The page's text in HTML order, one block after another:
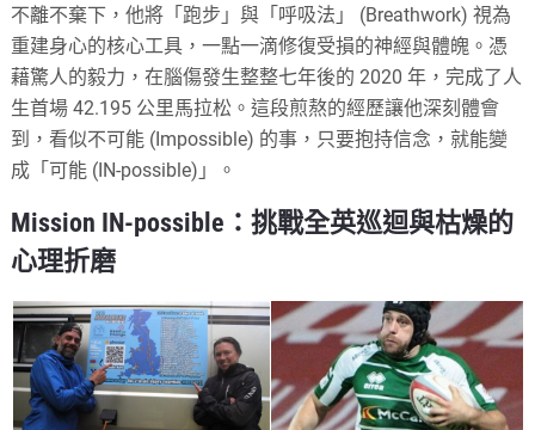
不離不棄下，他將「跑步」與「呼吸法」 (Breathwork) 視為
重建身心的核心工具，一點一滴修復受損的神經與體魄。憑
藉驚人的毅力，在腦傷發生整整七年後的 2020 年，完成了人
生首場 42.195 公里馬拉松。這段煎熬的經歷讓他深刻體會
到，看似不可能 (Impossible) 的事，只要抱持信念，就能變
成「可能 (IN-possible)」。
Mission IN-possible：挑戰全英巡迴與枯燥的
心理折磨